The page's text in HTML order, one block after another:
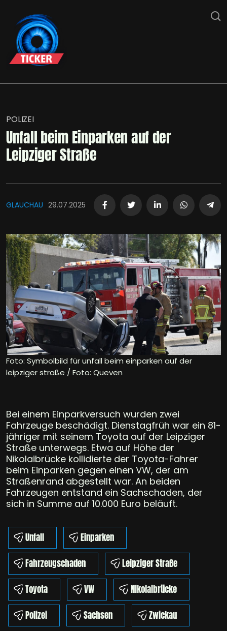
POLIZEI
Unfall beim Einparken auf der
Leipziger Straße
GLAUCHAU 29.07.2025
Foto: Symbolbild für unfall beim einparken auf der
leipziger straße / Foto: Queven
Bei einem Einparkversuch wurden zwei
Fahrzeuge beschädigt. Dienstagfrüh war ein 81-
jähriger mit seinem Toyota auf der Leipziger
Straße unterwegs. Etwa auf Höhe der
Nikolaibrücke kollidierte der Toyota-Fahrer
beim Einparken gegen einen VW, der am
Straßenrand abgestellt war. An beiden
Fahrzeugen entstand ein Sachschaden, der
sich in Summe auf 10.000 Euro beläuft.
Unfall
Einparken
Fahrzeugschaden
Leipziger Straße
Toyota
VW
Nikolaibrücke
Polizei
Sachsen Zwickau